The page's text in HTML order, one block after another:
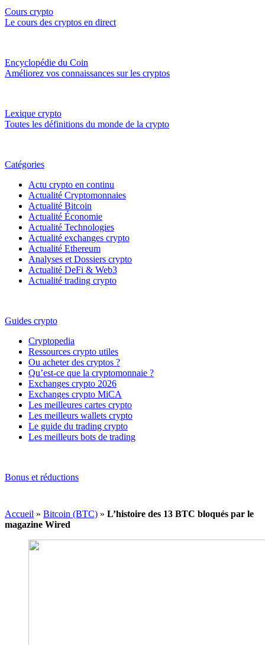
Cours crypto
Le cours des cryptos en direct
Encyclopédie du Coin
Améliorez vos connaissances sur les cryptos
Lexique crypto
Toutes les définitions du monde de la crypto
Catégories
Actu crypto en continu
Actualité Cryptomonnaies
Actualité Bitcoin
Actualité Économie
Actualité Technologies
Actualité exchanges crypto
Actualité Ethereum
Analyses et Dossiers crypto
Actualité DeFi & Web3
Actualité trading crypto
Guides crypto
Cryptopedia
Ressources crypto utiles
Ou acheter des cryptos ?
Qu’est-ce que la cryptomonnaie ?
Exchanges crypto 2026
Exchanges crypto MiCA
Les meilleures cartes crypto
Les meilleurs wallets crypto
Le guide du trading crypto
Les meilleurs bots de trading
Bonus et réductions
Accueil » Bitcoin (BTC) » L’histoire des 13 BTC bloqués par le
magazine Wired